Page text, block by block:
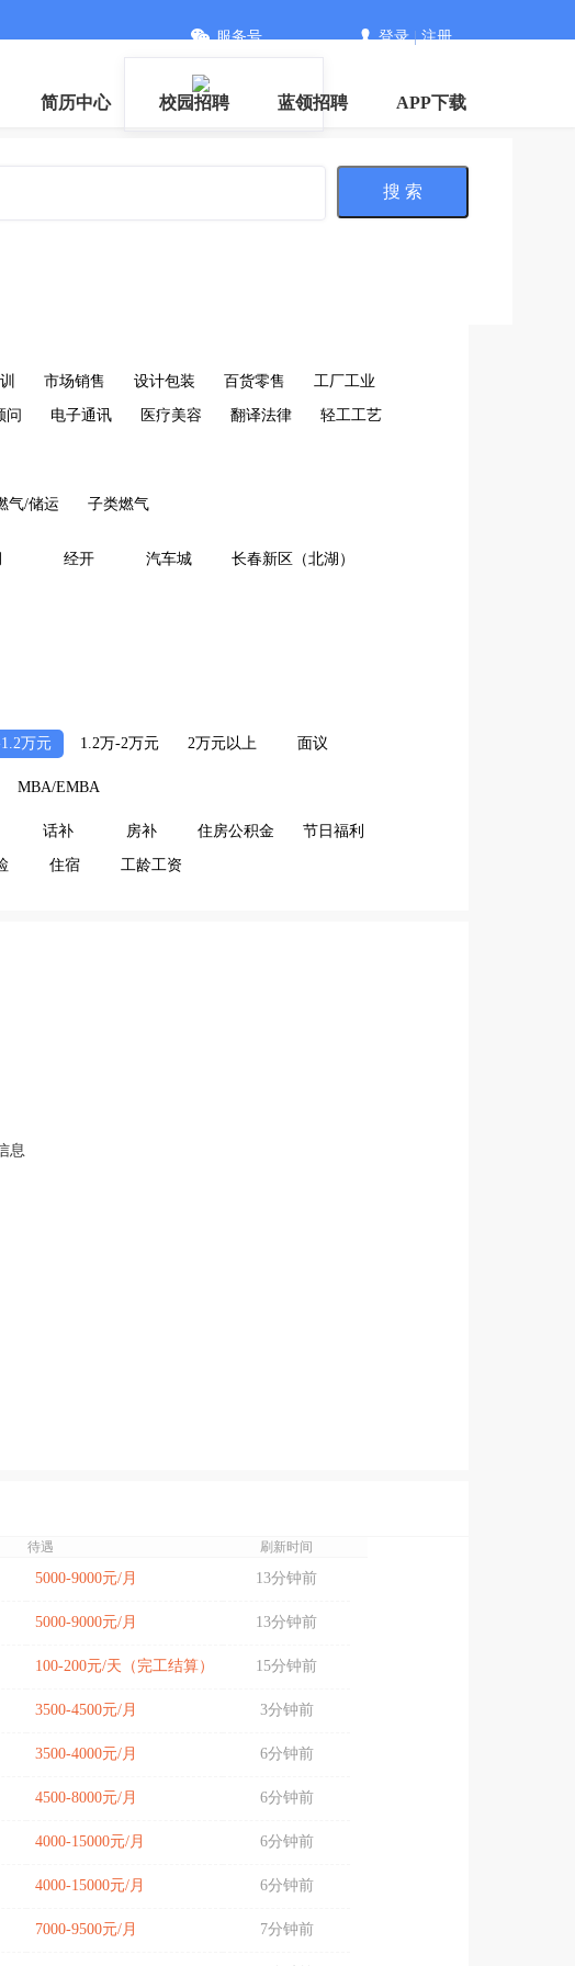
服务号 登录|注册
简历中心 校园招聘 蓝领招聘 APP下载
搜 索
市场销售 设计包装 百货零售 工厂工业
问 电子通讯 医疗美容 翻译法律 轻工工艺
气/储运 子类燃气
经开 汽车城
长春新区（北湖）
万元 1.2万-2万元 2万元以上 面议
MBA/EMBA
话补 房补 住房公积金 节日福利
住宿 工龄工资
息
待遇 刷新时间
5000-9000元/月 13分钟前
5000-9000元/月 13分钟前
100-200元/天（完工结算） 15分钟前
3500-4500元/月 3分钟前
3500-4000元/月 6分钟前
4500-8000元/月 6分钟前
4000-15000元/月 6分钟前
4000-15000元/月 6分钟前
7000-9500元/月 7分钟前